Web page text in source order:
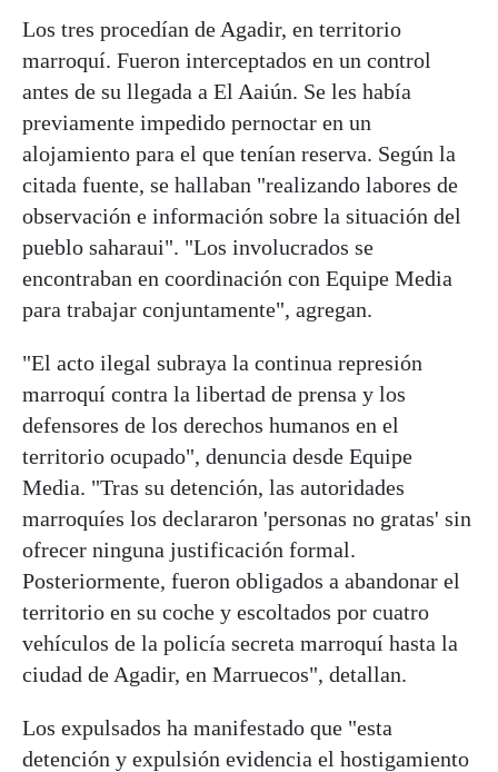
Los tres procedían de Agadir, en territorio
marroquí. Fueron interceptados en un control
antes de su llegada a El Aaiún. Se les había
previamente impedido pernoctar en un
alojamiento para el que tenían reserva. Según la
citada fuente, se hallaban "realizando labores de
observación e información sobre la situación del
pueblo saharaui". "Los involucrados se
encontraban en coordinación con Equipe Media
para trabajar conjuntamente", agregan.
"El acto ilegal subraya la continua represión
marroquí contra la libertad de prensa y los
defensores de los derechos humanos en el
territorio ocupado", denuncia desde Equipe
Media. "Tras su detención, las autoridades
marroquíes los declararon 'personas no gratas' sin
ofrecer ninguna justificación formal.
Posteriormente, fueron obligados a abandonar el
territorio en su coche y escoltados por cuatro
vehículos de la policía secreta marroquí hasta la
ciudad de Agadir, en Marruecos", detallan.
Los expulsados ha manifestado que "esta
detención y expulsión evidencia el hostigamiento